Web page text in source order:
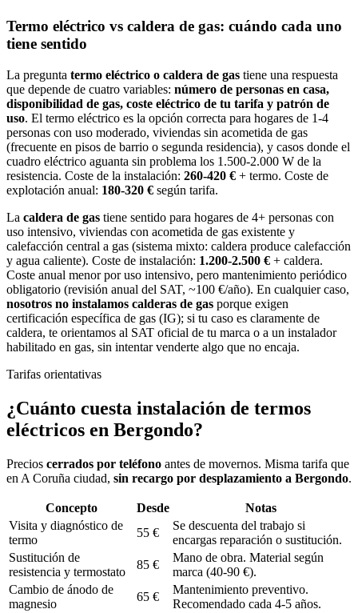
Termo eléctrico vs caldera de gas: cuándo cada uno
tiene sentido
La pregunta termo eléctrico o caldera de gas tiene una respuesta
que depende de cuatro variables: número de personas en casa,
disponibilidad de gas, coste eléctrico de tu tarifa y patrón de
uso. El termo eléctrico es la opción correcta para hogares de 1-4
personas con uso moderado, viviendas sin acometida de gas
(frecuente en pisos de barrio o segunda residencia), y casos donde el
cuadro eléctrico aguanta sin problema los 1.500-2.000 W de la
resistencia. Coste de la instalación: 260-420 € + termo. Coste de
explotación anual: 180-320 € según tarifa.
La caldera de gas tiene sentido para hogares de 4+ personas con
uso intensivo, viviendas con acometida de gas existente y
calefacción central a gas (sistema mixto: caldera produce calefacción
y agua caliente). Coste de instalación: 1.200-2.500 € + caldera.
Coste anual menor por uso intensivo, pero mantenimiento periódico
obligatorio (revisión anual del SAT, ~100 €/año). En cualquier caso,
nosotros no instalamos calderas de gas porque exigen
certificación específica de gas (IG); si tu caso es claramente de
caldera, te orientamos al SAT oficial de tu marca o a un instalador
habilitado en gas, sin intentar venderte algo que no encaja.
Tarifas orientativas
¿Cuánto cuesta instalación de termos
eléctricos en Bergondo?
Precios cerrados por teléfono antes de movernos. Misma tarifa que
en A Coruña ciudad, sin recargo por desplazamiento a Bergondo.
Concepto Desde
Notas
Visita y diagnóstico de
termo
55 €
Se descuenta del trabajo si
encargas reparación o sustitución.
Sustitución de
resistencia y termostato
85 €
Mano de obra. Material según
marca (40-90 €).
Cambio de ánodo de
magnesio
65 €
Mantenimiento preventivo.
Recomendado cada 4-5 años.